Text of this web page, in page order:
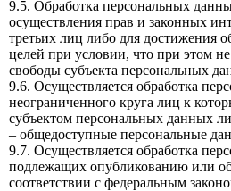
9.5. Обработка персональных
осуществления прав и законных
третьих лиц либо для достижения
целей при условии, что при этом
свободы субъекта персональных
9.6. Осуществляется обработка
неограниченного круга лиц к
субъектом персональных данных
– общедоступные персональные
9.7. Осуществляется обработка
подлежащих опубликованию или
соответствии с федеральным